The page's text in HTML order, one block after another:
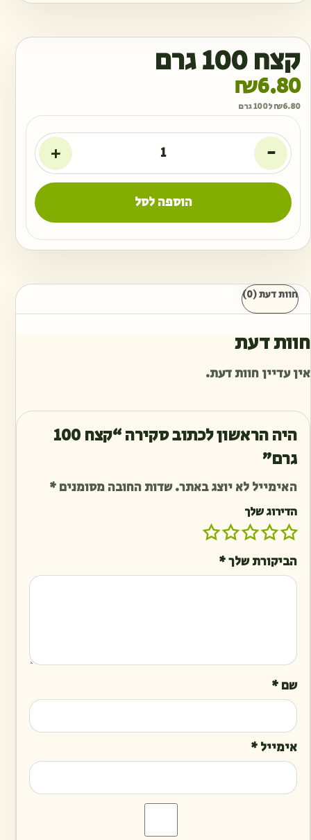
קצח 100 גרם
₪6.80
₪6.80 ל100 גרם
-
+
הוספה לסל
חוות דעת (0)
חוות דעת
אין עדיין חוות דעת.
היה הראשון לכתוב סקירה “קצח 100
גרם”
האימייל לא יוצג באתר.שדות החובה מסומנים*
הדירוג שלך
הביקורת שלך*
שם*
אימייל*